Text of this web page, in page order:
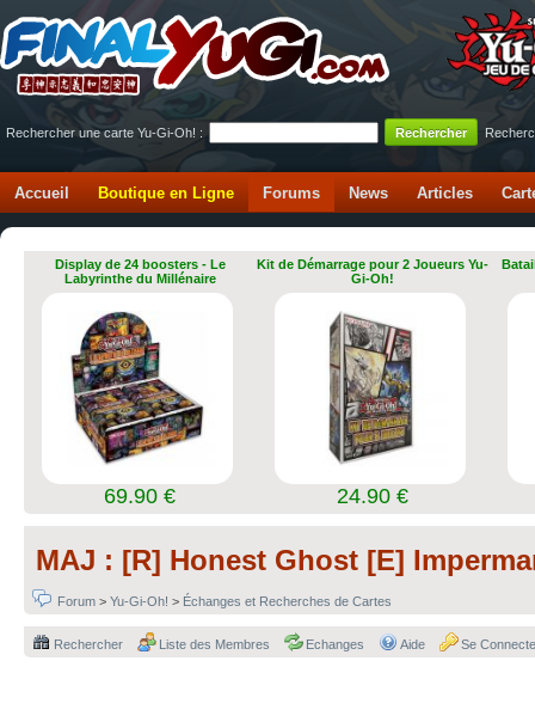
Rechercher une carte Yu-Gi-Oh! :
Accueil Boutique en Ligne Forums News Articles
Display de 24 boosters - Le
Labyrinthe du Millénaire
69.90 €
Kit de Démarrage pour 2 Joueurs Yu-
Gi-Oh!
24.90 €
MAJ : [R] Honest Ghost [E]
Forum > Yu-Gi-Oh! > Échanges et Recherches de Cartes
Rechercher Liste des Membres Echanges Aide Se